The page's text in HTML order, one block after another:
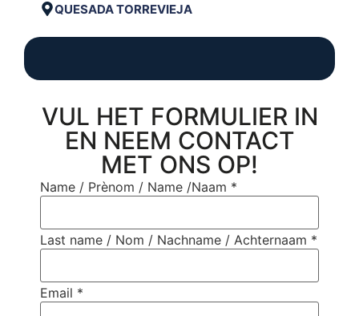
QUESADA TORREVIEJA
VUL HET FORMULIER IN
EN NEEM CONTACT
MET ONS OP!
Name / Prènom / Name /Naam *
Last name / Nom / Nachname / Achternaam *
Email *